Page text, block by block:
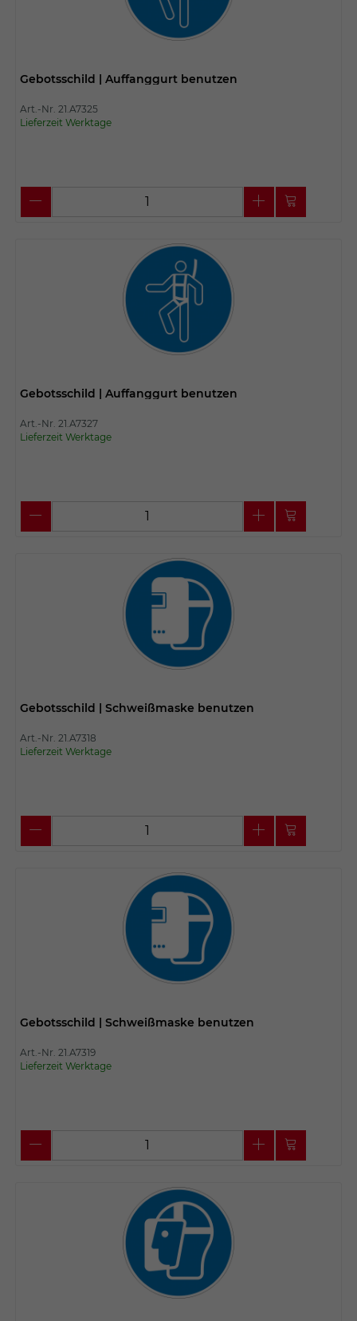
Gebotsschild | Auffanggurt benutzen
Art.-Nr. 21.A7325
Lieferzeit Werktage
Gebotsschild | Auffanggurt benutzen
Art.-Nr. 21.A7327
Lieferzeit Werktage
Gebotsschild | Schweißmaske benutzen
Art.-Nr. 21.A7318
Lieferzeit Werktage
Gebotsschild | Schweißmaske benutzen
Art.-Nr. 21.A7319
Lieferzeit Werktage